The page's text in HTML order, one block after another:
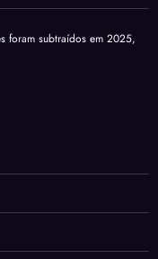
foram subtraídos em 2025,